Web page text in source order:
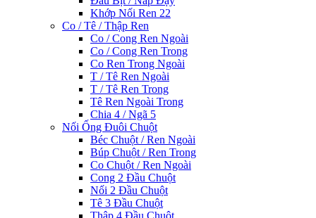
Khớp Nối Ren 22
Co / Tê / Thập Ren
Co / Cong Ren Ngoài
Co / Cong Ren Trong
Co Ren Trong Ngoài
T / Tê Ren Ngoài
T / Tê Ren Trong
Tê Ren Ngoài Trong
Chia 4 / Ngã 5
Nối Ống Đuôi Chuột
Béc Chuột / Ren Ngoài
Búp Chuột / Ren Trong
Co Chuột / Ren Ngoài
Cong 2 Đầu Chuột
Nối 2 Đầu Chuột
Tê 3 Đầu Chuột
Thập 4 Đầu Chuột